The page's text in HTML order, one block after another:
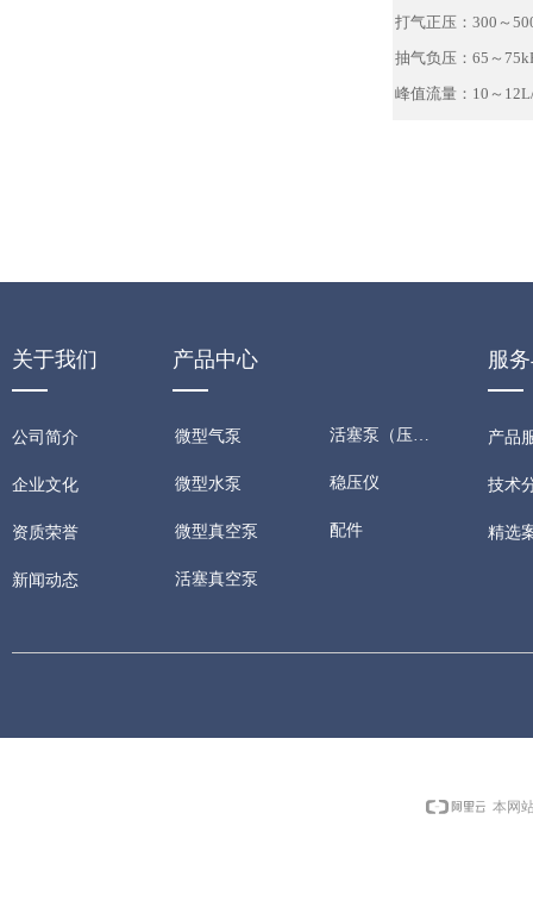
打气正压：300～
抽气负压：65～
峰值流量：10～
优异的重启动性能
动，无需经过泄压
产品中心
微型气泵
微型水泵
微型真空泵
活塞真空泵
关于我们
公司简介
企业文化
资质荣誉
新闻动态
服
产品
技术
精选
活塞泵（压缩机）
稳压仪
配件
本网